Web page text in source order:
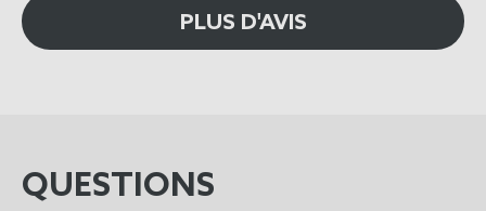
PLUS D'AVIS
QUESTIONS